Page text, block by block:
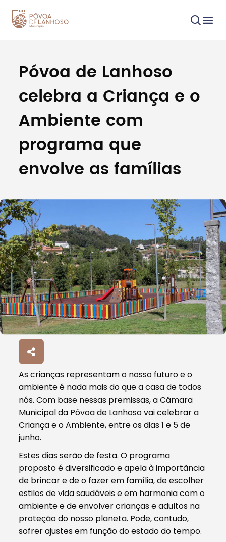
Procurar
Tipo de conteúdo
Filtros
Póvoa de Lanhoso
celebra a Criança e o
Ambiente com
programa que
envolve as famílias
As crianças representam o nosso futuro e o
ambiente é nada mais do que a casa de todos
nós. Com base nessas premissas, a Câmara
Municipal da Póvoa de Lanhoso vai celebrar a
Criança e o Ambiente, entre os dias 1 e 5 de
junho.
Estes dias serão de festa. O programa
proposto é diversificado e apela à importância
de brincar e de o fazer em família, de escolher
estilos de vida saudáveis e em harmonia com o
ambiente e de envolver crianças e adultos na
proteção do nosso planeta. Pode, contudo,
sofrer ajustes em função do estado do tempo.